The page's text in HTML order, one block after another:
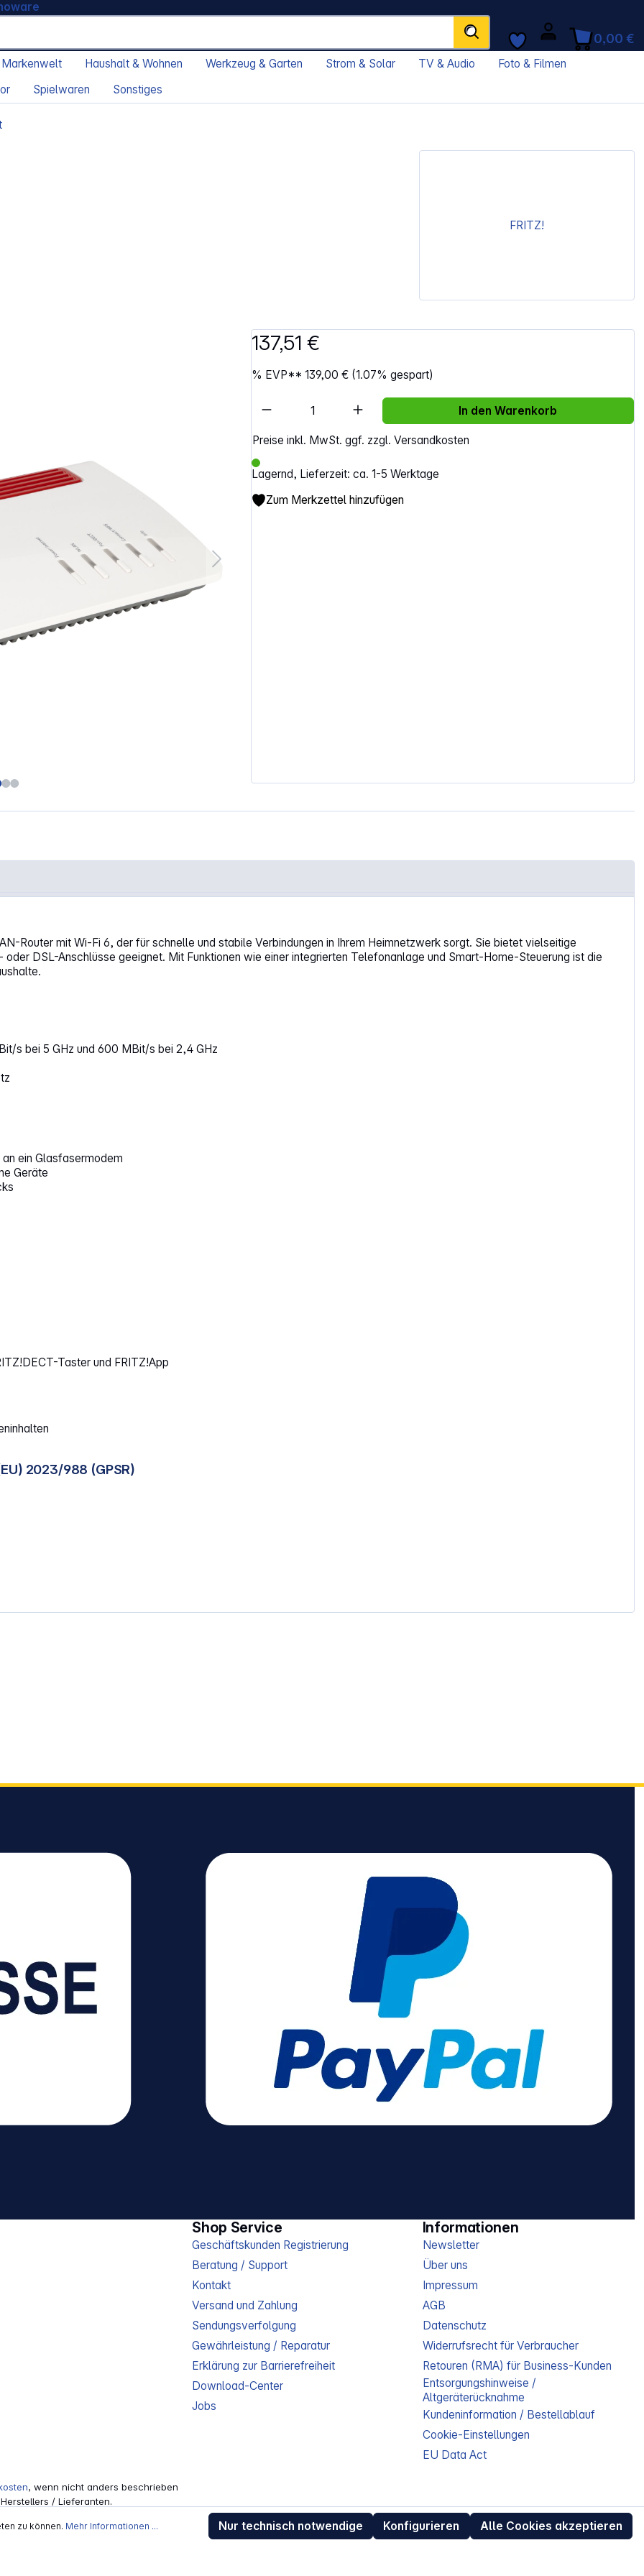
0,00 €
Haushalt & Wohnen Werkzeug & Garten Strom & Solar TV & Audio
Foto & Filmen
Spielwaren Sonstiges
FRITZ!
137,51 €
% EVP**139,00 € (1.07% gespart)
Preise inkl. MwSt. ggf. zzgl. Versandkosten
Lagernd, Lieferzeit: ca. 1-5 Werktage
Artikel Anzahl: Gib den gewünschten Wert ein
In den Warenkorb
Zum Merkzettel hinzufügen
Router mit Wi-Fi 6, der für schnelle und stabile Verbindungen in Ihrem Heimnetzwerk sorgt. Sie bietet vielseitige
DSL-Anschlüsse geeignet. Mit Funktionen wie einer integrierten Telefonanlage und Smart-Home-Steuerung ist die
s bei 5 GHz und 600 MBit/s bei 2,4 GHz
ein Glasfasermodem
Geräte
Taster und FRITZ!App
2023/988 (GPSR)
Shop Service
Geschäftskunden Registrierung
Beratung / Support
Kontakt
Versand und Zahlung
Sendungsverfolgung
Gewährleistung / Reparatur
Erklärung zur Barrierefreiheit
Download-Center
Jobs
Informationen
Newsletter
Über uns
Impressum
AGB
Datenschutz
Widerrufsrecht für Verbraucher
Retouren (RMA) für Business-Kunden
Entsorgungshinweise /
Altgeräterücknahme
Kundeninformation / Bestellablauf
Cookie-Einstellungen
EU Data Act
, wenn nicht anders beschrieben
/ Lieferanten.
zu können. Mehr Informationen ... Nur technisch notwendige Konfigurieren Alle Cookies akzeptieren